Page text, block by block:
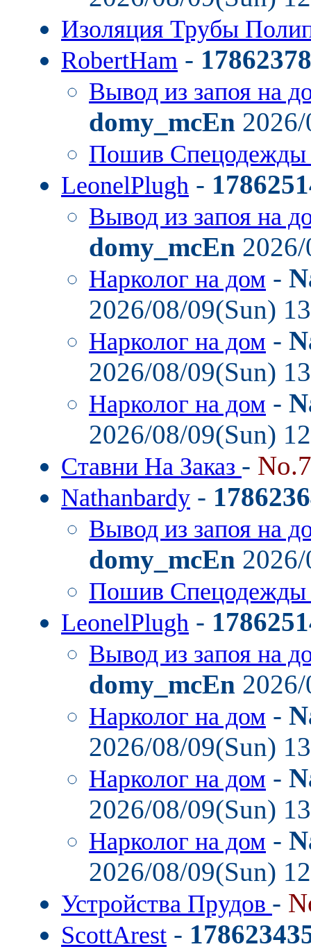
Изоляция Трубы
RobertHam -
Вывод из запоя на
domy_mcEn
Пошив
LeonelPlugh -
Вывод из запоя на
domy_mcEn
Нарколог на дом -
2026/08/09(Sun)
Нарколог на дом -
2026/08/09(Sun)
Нарколог на дом -
2026/08/09(Sun)
Ставни На Заказ -
Nathanbardy -
Вывод из запоя на
domy_mcEn
Пошив
LeonelPlugh -
Вывод из запоя на
domy_mcEn
Нарколог на дом -
2026/08/09(Sun)
Нарколог на дом -
2026/08/09(Sun)
Нарколог на дом -
2026/08/09(Sun)
Устройства Прудов -
ScottArest -